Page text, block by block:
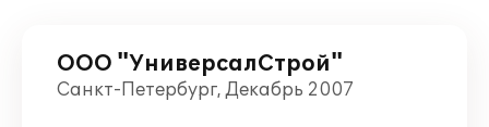
ООО "УниверсалСтрой"
Санкт-Петербург, Декабрь 2007